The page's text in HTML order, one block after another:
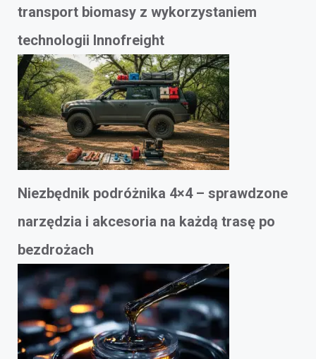
transport biomasy z wykorzystaniem
technologii Innofreight
Niezbędnik podróżnika 4×4 – sprawdzone
narzędzia i akcesoria na każdą trasę po
bezdrożach